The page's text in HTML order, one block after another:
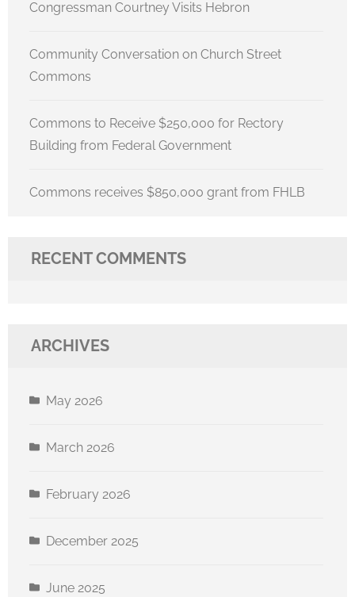
Congressman Courtney Visits Hebron
Community Conversation on Church Street
Commons
Commons to Receive $250,000 for Rectory
Building from Federal Government
Commons receives $850,000 grant from FHLB
RECENT COMMENTS
ARCHIVES
May 2026
March 2026
February 2026
December 2025
June 2025